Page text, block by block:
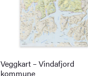
Veggkart – Vindafjord
kommune